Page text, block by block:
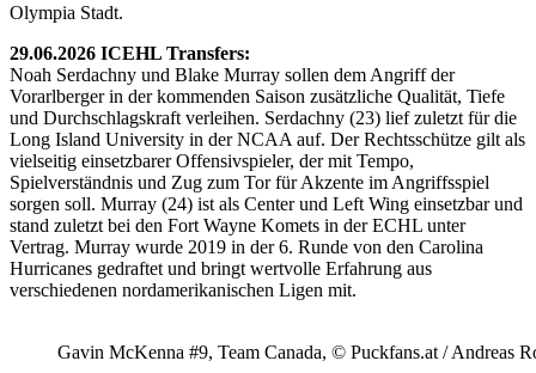
Olympia Stadt.
29.06.2026 ICEHL Transfers:
Noah Serdachny und Blake Murray sollen dem Angriff der
Vorarlberger in der kommenden Saison zusätzliche Qualität, Tiefe
und Durchschlagskraft verleihen. Serdachny (23) lief zuletzt für die
Long Island University in der NCAA auf. Der Rechtsschütze gilt als
vielseitig einsetzbarer Offensivspieler, der mit Tempo,
Spielverständnis und Zug zum Tor für Akzente im Angriffsspiel
sorgen soll. Murray (24) ist als Center und Left Wing einsetzbar und
stand zuletzt bei den Fort Wayne Komets in der ECHL unter
Vertrag. Murray wurde 2019 in der 6. Runde von den Carolina
Hurricanes gedraftet und bringt wertvolle Erfahrung aus
verschiedenen nordamerikanischen Ligen mit.
Gavin McKenna #9, Team Canada, © Puckfans.at / Andreas